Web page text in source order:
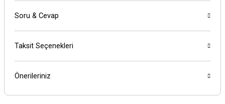
Soru & Cevap
Taksit Seçenekleri
Önerileriniz